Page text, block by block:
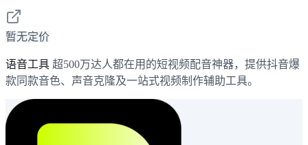
暂无定价
语音工具 超500万达人都在用的短视频配音神器，提供抖音爆
款同款音色、声音克隆及一站式视频制作辅助工具。